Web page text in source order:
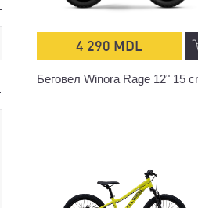
4 290 MDL
Беговел Winora Rage 12" 15